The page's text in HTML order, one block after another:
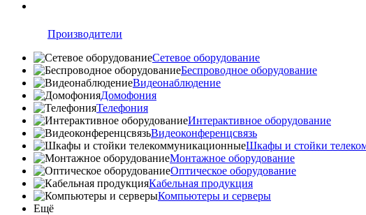
Производители
Сетевое оборудование
Беспроводное оборудование
Видеонаблюдение
Домофония
Телефония
Интерактивное оборудование
Видеоконференцсвязь
Шкафы и стойки
Монтажное оборудование
Оптическое оборудование
Кабельная продукция
Компьютеры и серверы
Ещё